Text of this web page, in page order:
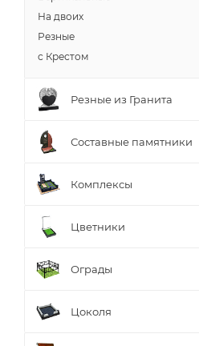
На двоих
Резные
с Крестом
Резные из Гранита
Составные памятники
Комплексы
Цветники
Ограды
Цоколя